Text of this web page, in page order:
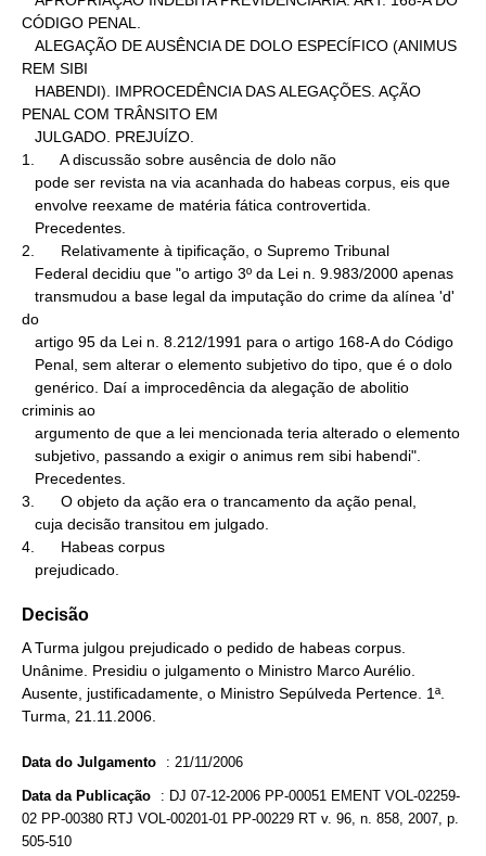
CÓDIGO PENAL.
REM SIBI
PENAL COM TRÂNSITO EM
1.      A discussão sobre ausência de dolo não
2.      Relativamente à tipificação, o Supremo Tribunal
do
criminis ao
3.      O objeto da ação era o trancamento da ação penal,
4.      Habeas corpus
   prejudicado.
Decisão
A Turma julgou prejudicado o pedido de habeas corpus.
Unânime. Presidiu o julgamento o Ministro Marco Aurélio.
Ausente, justificadamente, o Ministro Sepúlveda Pertence. 1ª.
Turma, 21.11.2006.
Data do Julgamento : 21/11/2006
Data da Publicação : DJ 07-12-2006 PP-00051 EMENT VOL-02259-
02 PP-00380 RTJ VOL-00201-01 PP-00229 RT v. 96, n. 858, 2007, p.
505-510